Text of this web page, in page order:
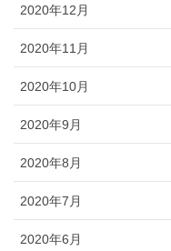
2020年12月
2020年11月
2020年10月
2020年9月
2020年8月
2020年7月
2020年6月